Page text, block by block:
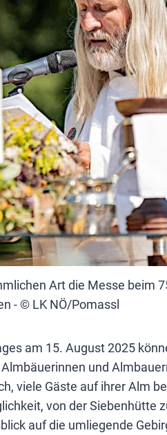
Art die Messe beim
- © LK NÖ/Pomassl
am 15. August 2025
und
viele Gäste auf ihrer Alm
von der Siebenhütte
auf die umliegende